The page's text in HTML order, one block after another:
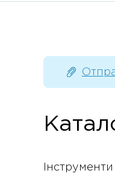
Інструменти